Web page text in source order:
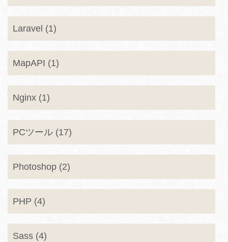
Laravel (1)
MapAPI (1)
Nginx (1)
PCツール (17)
Photoshop (2)
PHP (4)
Sass (4)